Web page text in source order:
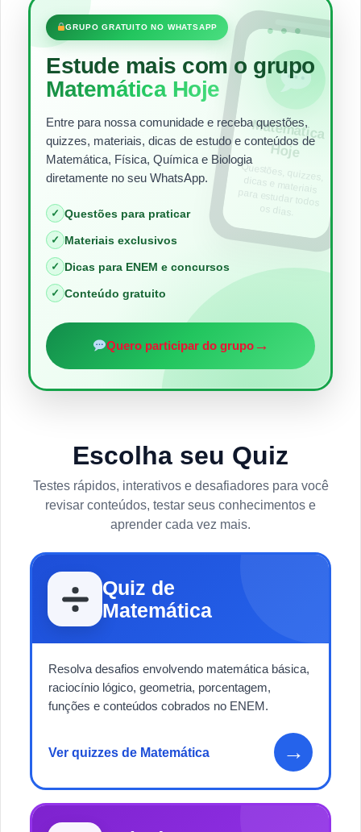
•••
GRUPO GRATUITO NO WHATSAPP
Estude mais com o grupo
Matemática Hoje
Entre para nossa comunidade e receba questões,
quizzes, materiais, dicas de estudo e conteúdos de
Matemática, Física, Química e Biologia
diretamente no seu WhatsApp.
✓ Questões para praticar
✓ Materiais exclusivos
✓ Dicas para ENEM e concursos
✓ Conteúdo gratuito
Quero participar do grupo→
Matem
ática
Hoje
Questões, quizzes,
dicas e materiais
para estudar todos
os dias.
Escolha seu Quiz
Testes rápidos, interativos e desafiadores para você
revisar conteúdos, testar seus conhecimentos e
aprender cada vez mais.
Quiz de
Matemática
Resolva desafios envolvendo matemática básica,
raciocínio lógico, geometria, porcentagem,
funções e conteúdos cobrados no ENEM.
Ver quizzes de Matemática →